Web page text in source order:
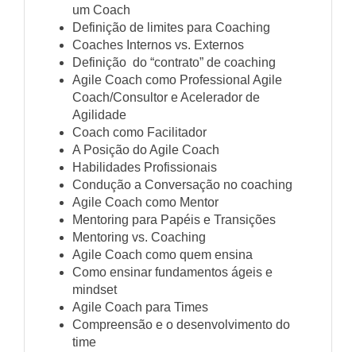
um Coach
Definição de limites para Coaching
Coaches Internos vs. Externos
Definição do “contrato” de coaching
Agile Coach como Professional Agile
Coach/Consultor e Acelerador de
Agilidade
Coach como Facilitador
A Posição do Agile Coach
Habilidades Profissionais
Condução a Conversação no coaching
Agile Coach como Mentor
Mentoring para Papéis e Transições
Mentoring vs. Coaching
Agile Coach como quem ensina
Como ensinar fundamentos ágeis e
mindset
Agile Coach para Times
Compreensão e o desenvolvimento do
time